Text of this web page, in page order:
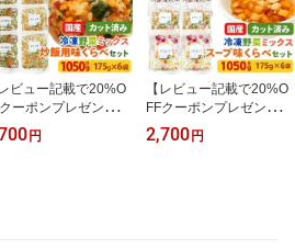
レビュー記載で20%O
ーポンプレゼン
ミールキット カッ
菜 冷凍 国産 冷凍野
円
【レビュー記載で20%O
FFクーポンプレゼン
ト!】ミールキット カッ
ト野菜 冷凍 国産 冷凍野
2,700 円